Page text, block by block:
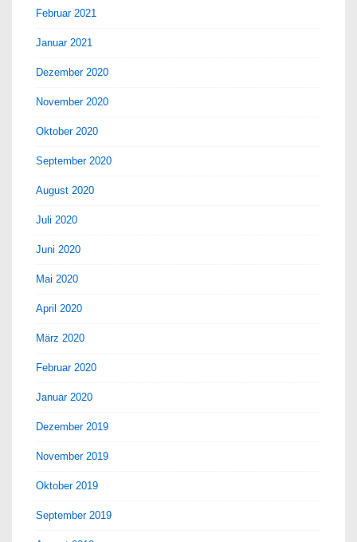
Februar 2021
Januar 2021
Dezember 2020
November 2020
Oktober 2020
September 2020
August 2020
Juli 2020
Juni 2020
Mai 2020
April 2020
März 2020
Februar 2020
Januar 2020
Dezember 2019
November 2019
Oktober 2019
September 2019